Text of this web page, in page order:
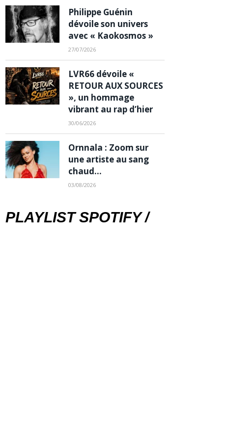
Philippe Guénin
dévoile son univers
avec « Kaokosmos »
27/07/2026
LVR66 dévoile «
RETOUR AUX SOURCES
», un hommage
vibrant au rap d’hier
30/06/2026
Ornnala : Zoom sur
une artiste au sang
chaud…
03/08/2026
PLAYLIST SPOTIFY /